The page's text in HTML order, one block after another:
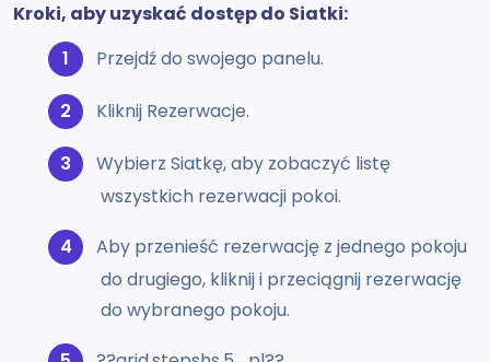
Kroki, aby uzyskać dostęp do Siatki:
Przejdź do swojego panelu.
Kliknij Rezerwacje.
Wybierz Siatkę, aby zobaczyć listę
wszystkich rezerwacji pokoi.
Aby przenieść rezerwację z jednego pokoju
do drugiego, kliknij i przeciągnij rezerwację
do wybranego pokoju.